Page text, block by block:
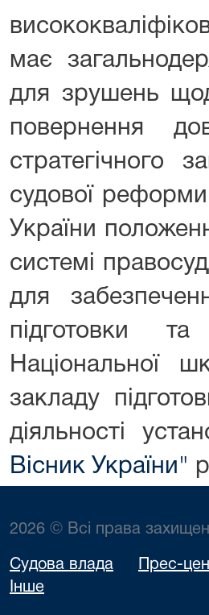
має
для зрушень
повернення
стратегічного
судової реформи
України
системі
для
підготовки
Національної
закладу
діяльності
Вісник України"
2026 © Всі права
Судова влада Прес-
Інше